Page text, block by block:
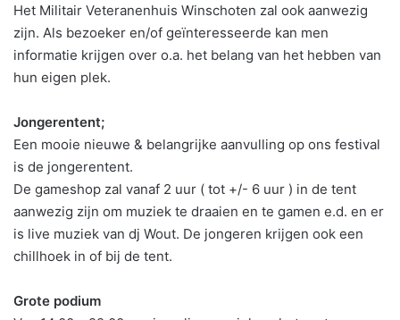
Het Militair Veteranenhuis Winschoten zal ook aanwezig
zijn. Als bezoeker en/of geïnteresseerde kan men
informatie krijgen over o.a. het belang van het hebben van
hun eigen plek.
Jongerentent;
Een mooie nieuwe & belangrijke aanvulling op ons festival
is de jongerentent.
De gameshop zal vanaf 2 uur ( tot +/- 6 uur ) in de tent
aanwezig zijn om muziek te draaien en te gamen e.d. en er
is live muziek van dj Wout. De jongeren krijgen ook een
chillhoek in of bij de tent.
Grote podium